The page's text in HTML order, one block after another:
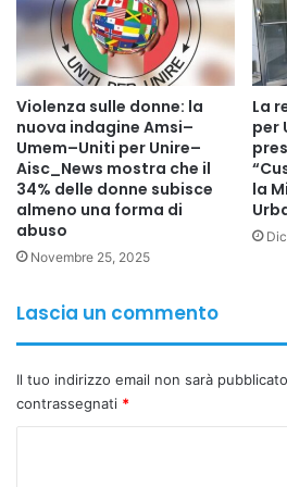
in Italia i dati sono allarmanti: il
mostra sintomi d’ansia, il 28% dei
infermieri soffrono di
pensieri suicidari.
Su questo quadro interviene il Prof.
numeri sono una ferita aperta per
anni denunciamo che medici e
di stress estremo, tra turni
contrattuale, aggressioni e
marginale, ma la base della
formazione. Senza dignità per chi
Violenza sulle donne: la
nuova indagine Amsi–
Umem–Uniti per Unire–
Aisc_News mostra che il
34% delle donne subisce
almeno una forma di
abuso
Novembre 25, 2025
La
per
la
Lascia un commento
Il tuo indirizzo email non sarà
contrassegnati *